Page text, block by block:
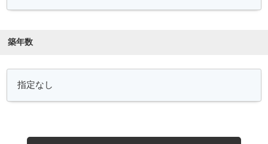
築年数